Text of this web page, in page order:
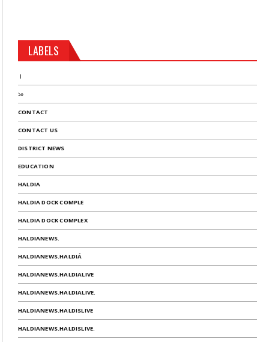
LABELS
।
১০
CONTACT
CONTACT US
DISTRICT NEWS
EDUCATION
HALDIA
HALDIA DOCK COMPLE
HALDIA DOCK COMPLEX
HALDIANEWS.
HALDIANEWS.HALDIÁ
HALDIANEWS.HALDIALIVE
HALDIANEWS.HALDIALIVE.
HALDIANEWS.HALDISLIVE
HALDIANEWS.HALDISLIVE.